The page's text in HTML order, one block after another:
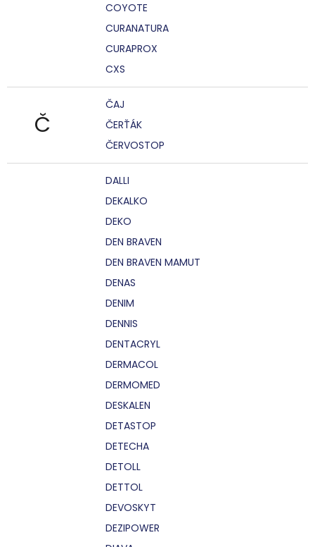
COYOTE
CURANATURA
CURAPROX
CXS
Č
ČAJ
ČERŤÁK
ČERVOSTOP
DALLI
DEKALKO
DEKO
DEN BRAVEN
DEN BRAVEN MAMUT
DENAS
DENIM
DENNIS
DENTACRYL
DERMACOL
DERMOMED
DESKALEN
DETASTOP
DETECHA
DETOLL
DETTOL
DEVOSKYT
DEZIPOWER